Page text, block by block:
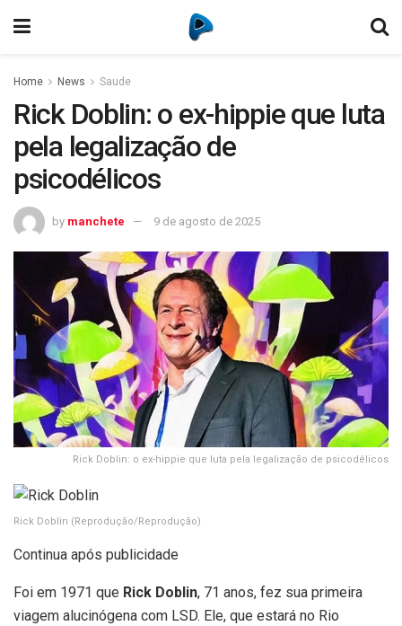
Home News Saude
Rick Doblin: o ex-hippie que luta
pela legalização de
psicodélicos
by manchete 9 de agosto de 2025
Rick Doblin: o ex-hippie que luta pela legalização de psicodélicos
Rick Doblin (Reprodução/Reprodução)
Continua após publicidade
Foi em 1971 que Rick Doblin, 71 anos, fez sua primeira
viagem alucinógena com LSD. Ele, que estará no Rio